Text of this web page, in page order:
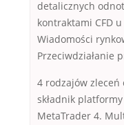
detalicznych
kontraktami CFD
Wiadomości
Przeciwdziałanie
4 rodzajów zleceń
składnik
MetaTrader 4.